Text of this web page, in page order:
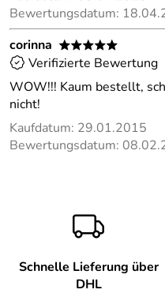
Bewertungsdatum:
corinna
*****
Verifizierte Bewertung
WOW!!! Kaum bestellt,
nicht!
Kaufdatum: 29.01.2015
Bewertungsdatum:
Schnelle Lieferung über
DHL